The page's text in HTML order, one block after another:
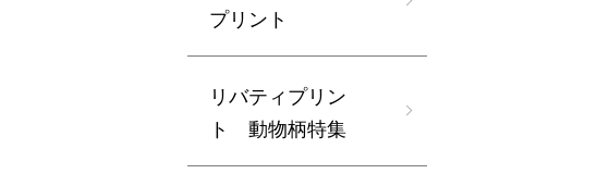
プリント
リバティプリン
ト 動物柄特集